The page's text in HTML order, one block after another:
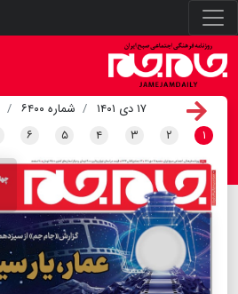
۱۷ دی ۱۴۰۱ شماره ۶۴۰۰
۱
۲ ۳ ۴ ۵ ۶